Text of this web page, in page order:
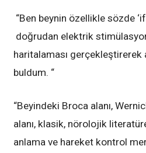
“Ben beynin özellikle sözde
doğrudan elektrik
haritalaması gerçekleştirerek
buldum. “
“Beyindeki Broca alanı,
alanı, klasik, nörolojik
anlama ve hareket kontrol